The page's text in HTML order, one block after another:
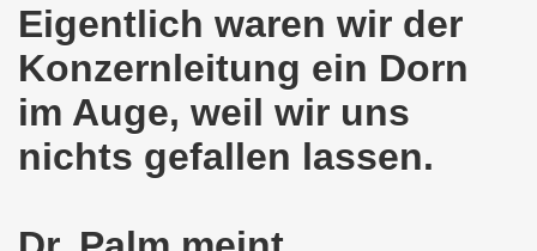
Eigentlich waren wir der
Konzernleitung ein Dorn
im Auge, weil wir uns
nichts gefallen lassen.
in Gelsenkirchenen-Buer am 11.10.2021
Gelsenkirchener Montagsdemo-Bewegung am
auch wieder für die Landesliste der